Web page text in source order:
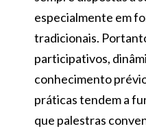
especialmente em
tradicionais.
participativos,
conhecimento
práticas tendem a
que palestras